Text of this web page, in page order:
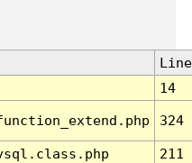
Line
14
324
211